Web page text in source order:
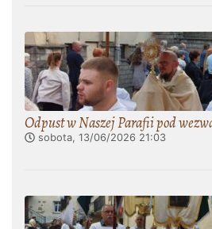
Odpust w Naszej Parafii pod
sobota, 13/06/2026 21:03